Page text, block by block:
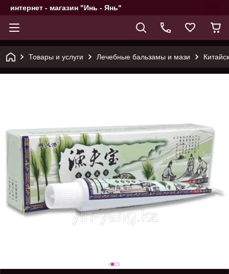
интернет - магазин "Инь - Янь"
Товары и услуги Лечебные бальзамы и мази